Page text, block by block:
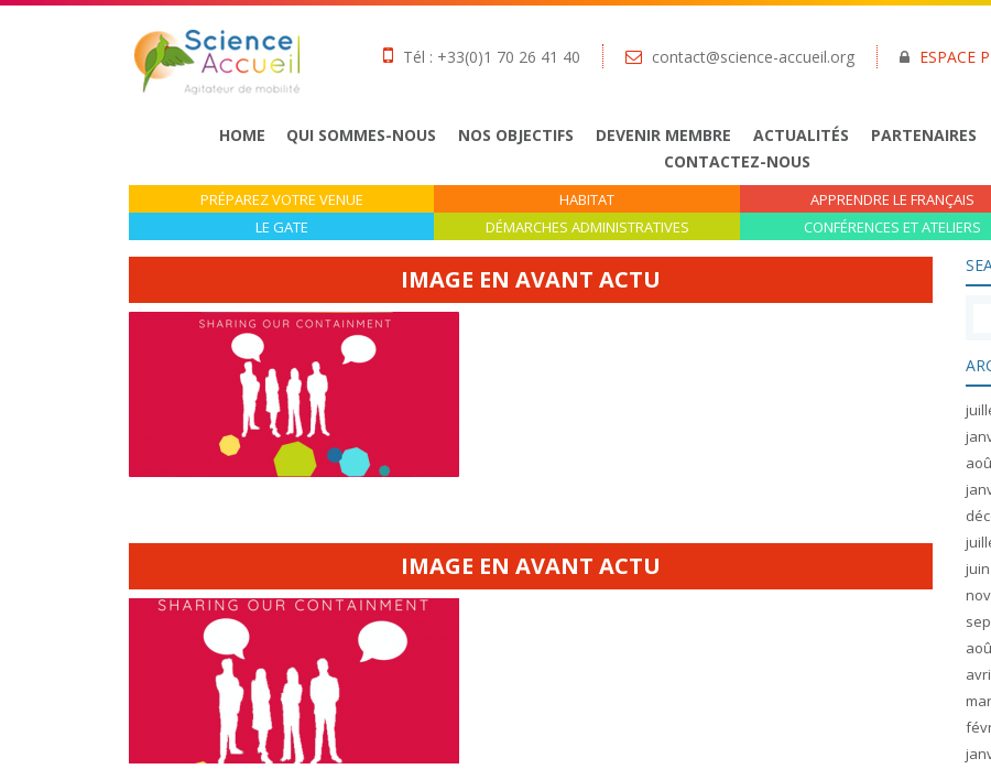
Tél : +33(0)1 70 26 41 40 contact@science-accueil.org ESPACE
HOME QUI SOMMES-NOUS NOS OBJECTIFS DEVENIR MEMBRE ACTUALITÉS PARTENAIRES
CONTACTEZ-NOUS
PRÉPAREZ VOTRE VENUE HABITAT APPRENDRE LE FRANÇAIS
LE GATE
DÉMARCHES ADMINISTRATIVES CONFÉRENCES ET ATELIERS
IMAGE EN AVANT ACTU
IMAGE EN AVANT ACTU
juin